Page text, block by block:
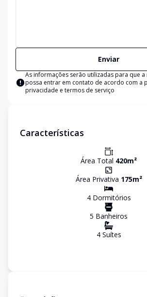
Enviar
As informações serão utilizadas para que a
possa entrar em contato de acordo com a
privacidade e termos de serviço
Características
Área Total 420m²
Área Privativa 175m²
4Dormitórios
5 Banheiros
4Suítes